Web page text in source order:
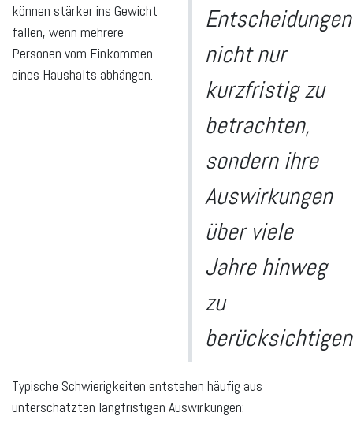
können stärker ins Gewicht
fallen, wenn mehrere
Personen vom Einkommen
eines Haushalts abhängen.
Entscheidungen
nicht nur
kurzfristig zu
betrachten,
sondern ihre
Auswirkungen
über viele
Jahre hinweg
zu
Typische Schwierigkeiten entstehen häufig aus
unterschätzten langfristigen Auswirkungen: